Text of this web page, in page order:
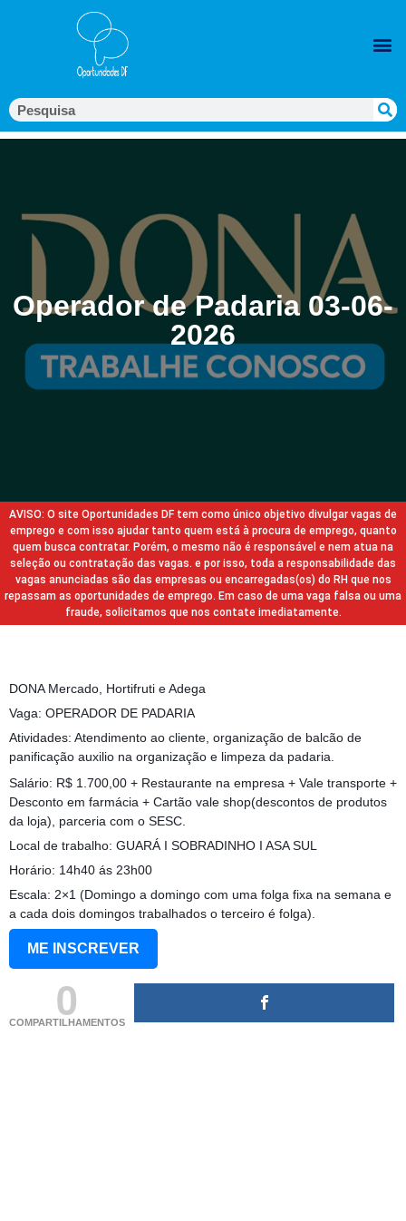
Operador de Padaria 03-06-
2026
AVISO: O site Oportunidades DF tem como único objetivo divulgar vagas de
emprego e com isso ajudar tanto quem está à procura de emprego, quanto
quem busca contratar. Porém, o mesmo não é responsável e nem atua na
seleção ou contratação das vagas. e por isso, toda a responsabilidade das
vagas anunciadas são das empresas ou encarregadas(os) do RH que nos
repassam as oportunidades de emprego. Em caso de uma vaga falsa ou uma
fraude, solicitamos que nos contate imediatamente.
DONA Mercado, Hortifruti e Adega
Vaga: OPERADOR DE PADARIA
Atividades: Atendimento ao cliente, organização de balcão de
panificação auxilio na organização e limpeza da padaria.
Salário: R$ 1.700,00 + Restaurante na empresa + Vale transporte +
Desconto em farmácia + Cartão vale shop(descontos de produtos
da loja), parceria com o SESC.
Local de trabalho: GUARÁ I SOBRADINHO I ASA SUL
Horário: 14h40 ás 23h00
Escala: 2×1 (Domingo a domingo com uma folga fixa na semana e
a cada dois domingos trabalhados o terceiro é folga).
ME INSCREVER
0
COMPARTILHAMENTOS